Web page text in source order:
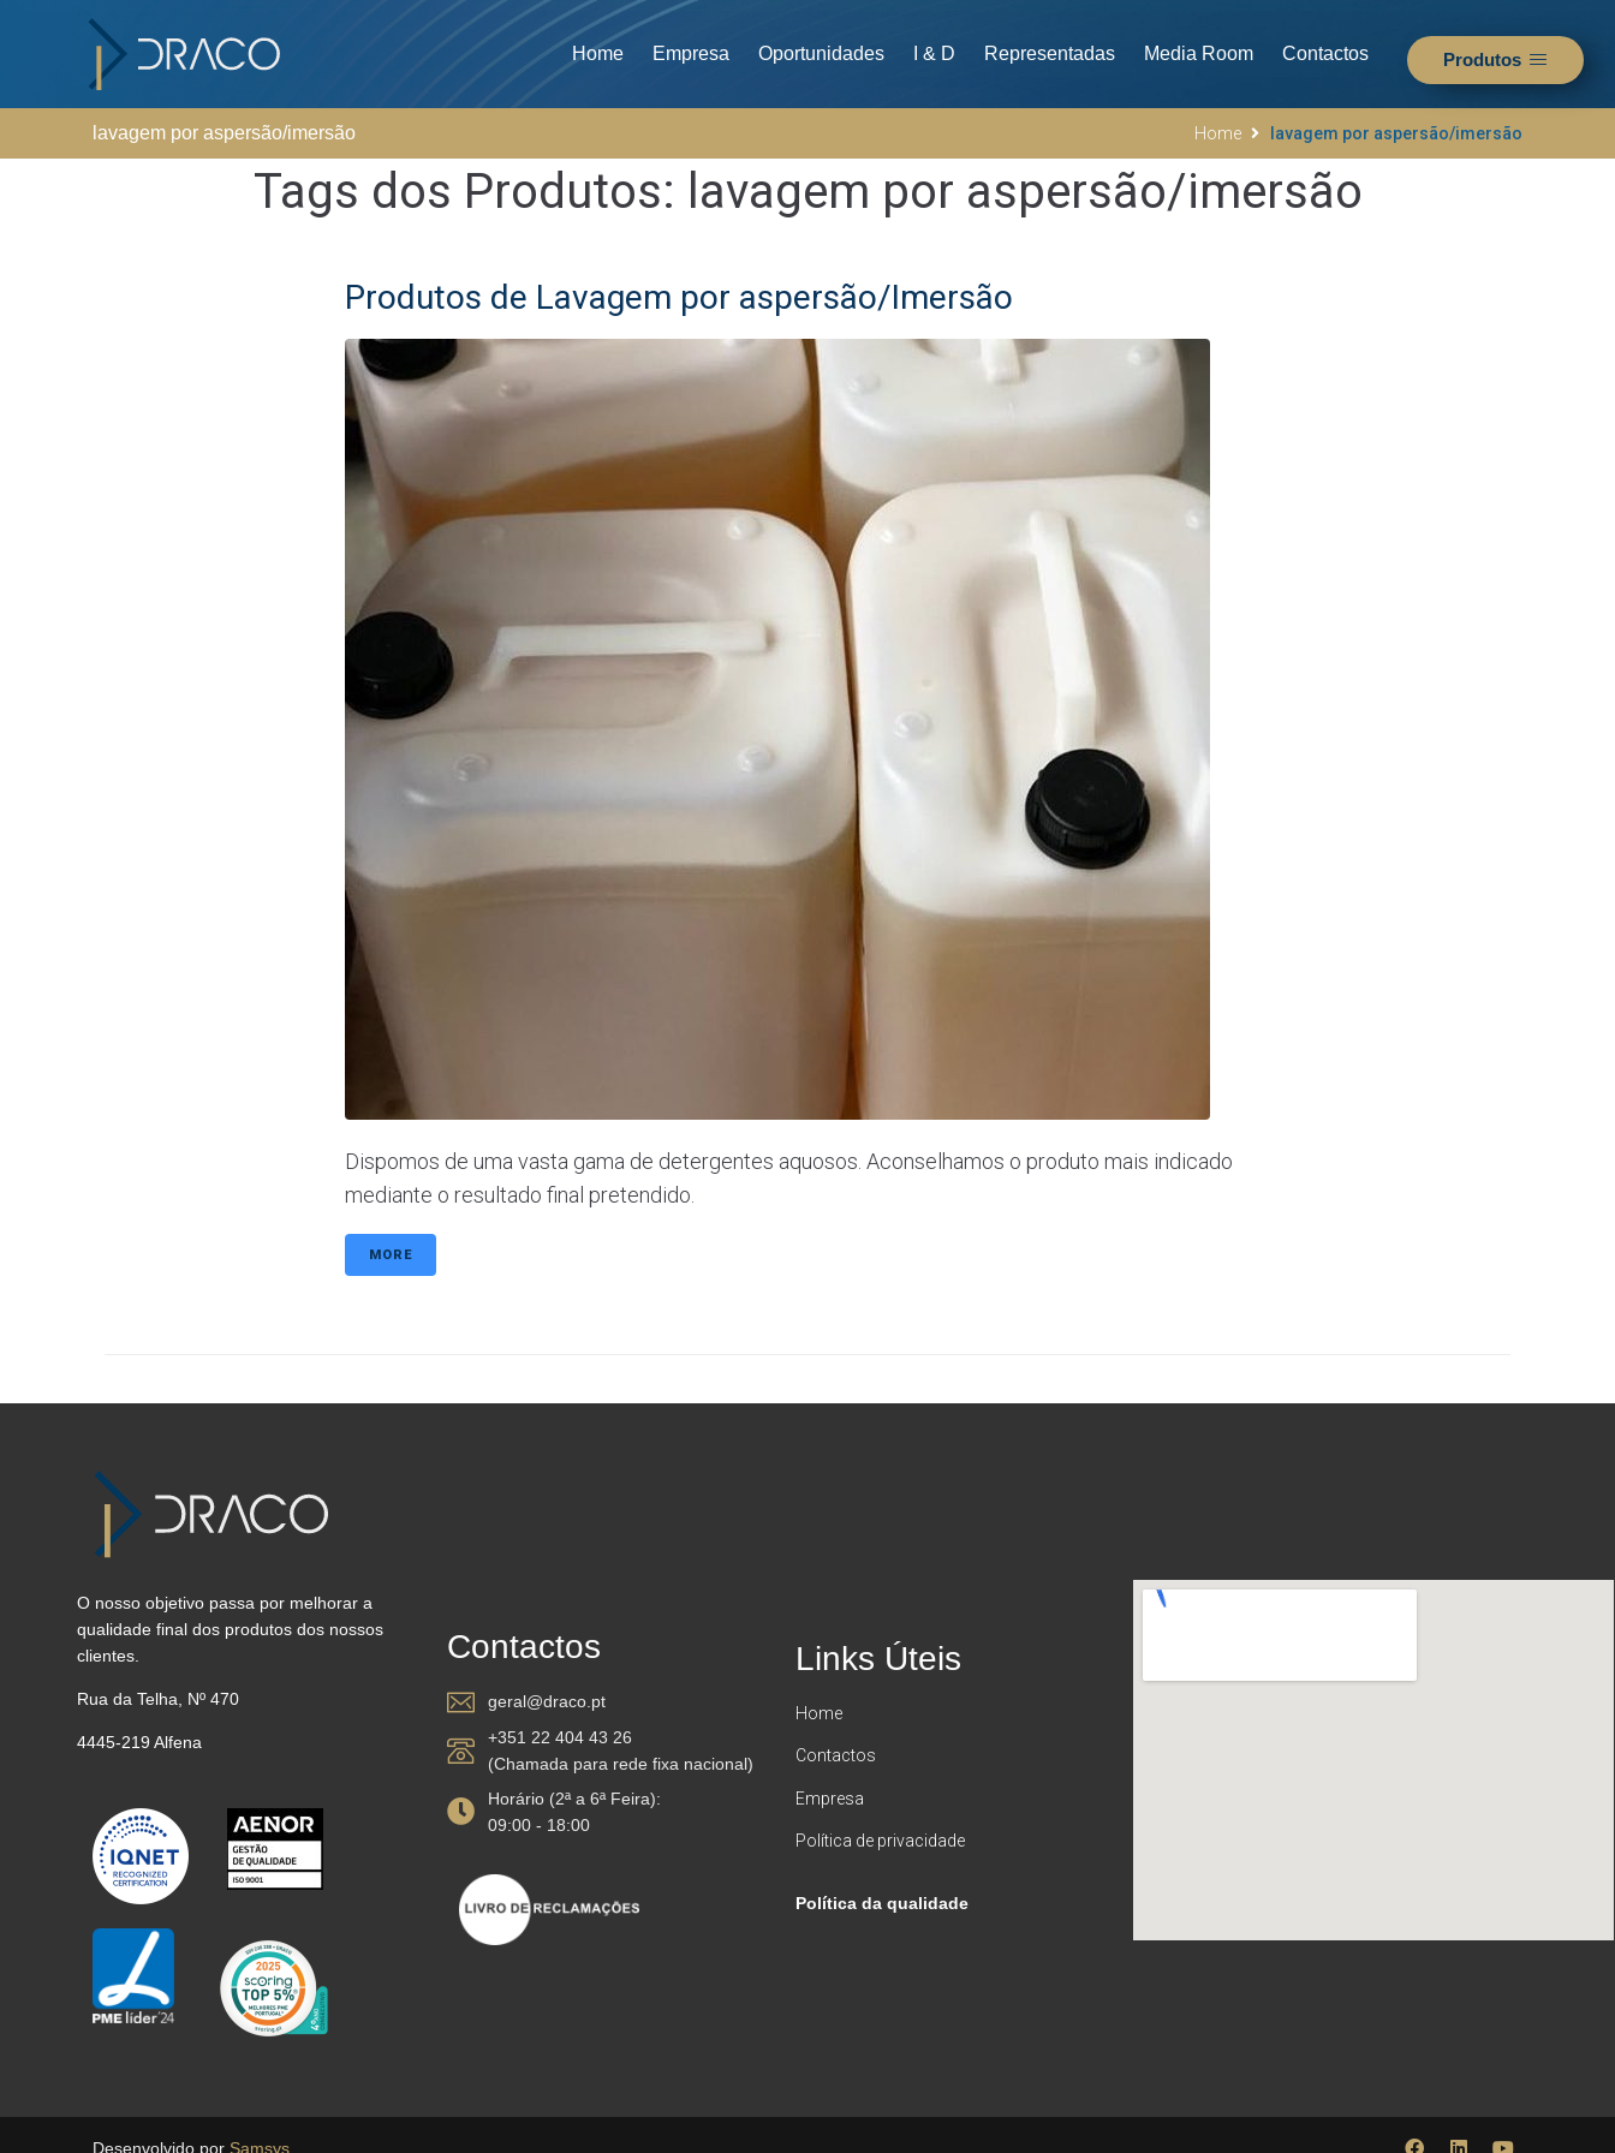
Home Empresa Oportunidades I & D Representadas Media Room Contactos Produtos
lavagem por aspersão/imersão Home lavagem por aspersão/imersão
Tags dos Produtos: lavagem por aspersão/imersão
Produtos de Lavagem por aspersão/Imersão
Dispomos de uma vasta gama de detergentes aquosos. Aconselhamos o produto mais indicado
mediante o resultado final pretendido.
MORE
O nosso objetivo passa por melhorar a
qualidade final dos produtos dos nossos
clientes.
Rua da Telha, Nº 470
4445-219 Alfena
Contactos
geral@draco.pt
+351 22 404 43 26
(Chamada para rede fixa nacional)
Horário (2ª a 6ª Feira):
09:00 - 18:00
Links Úteis
Home
Contactos
Empresa
Política de privacidade
Política da qualidade
Desenvolvido por Samsys